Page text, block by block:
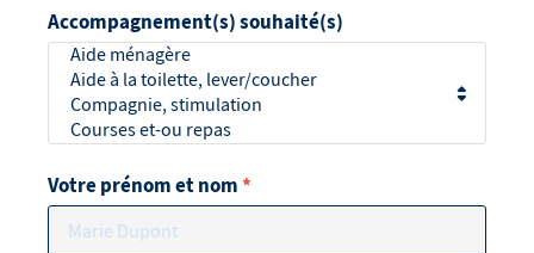
Accompagnement(s) souhaité(s)
Votre prénom et nom*